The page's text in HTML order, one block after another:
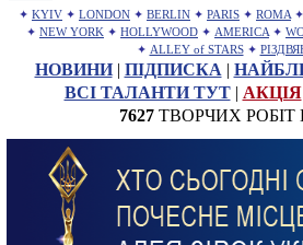
✦ KYIV ✦ LONDON ✦ BERLIN ✦ PARIS ✦ ROMA ✦
✦ NEW YORK ✦ HOLLYWOOD ✦ AMERICA ✦
✦ ALLEY of STARS ✦
НОВИНИ| ПІДПИСКА |
ВСІ ТАЛАНТИ ТУТ| АКЦІЯ
7627ТВОРЧИХ РОБІТ